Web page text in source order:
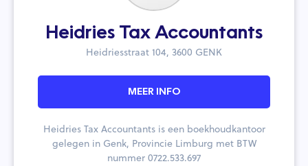
Heidries Tax Accountants
Heidriesstraat 104, 3600 GENK
MEER INFO
Heidries Tax Accountants is een boekhoudkantoor
gelegen in Genk, Provincie Limburg met BTW
nummer 0722.533.697